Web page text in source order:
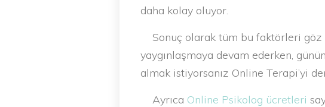
daha kolay oluyor.
Sonuç olarak tüm bu faktörleri göz
yaygınlaşmaya devam ederken,
almak istiyorsanız Online Terapi’yi
Ayrıca Online Psikolog ücretleri